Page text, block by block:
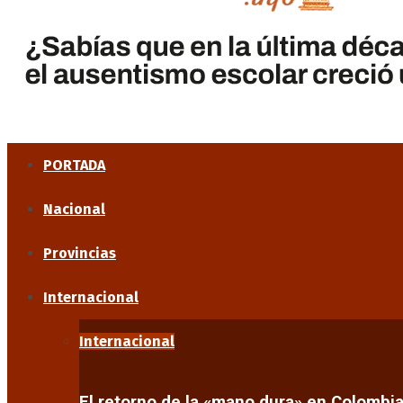
PORTADA
Nacional
Provincias
Internacional
Internacional